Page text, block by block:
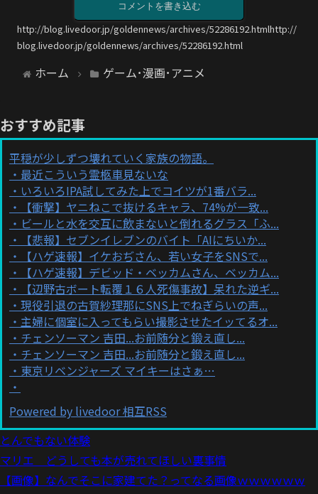
コメントを書き込む
http://blog.livedoor.jp/goldennews/archives/52286192.htmlhttp://
blog.livedoor.jp/goldennews/archives/52286192.html
ホーム ゲーム･漫画･アニメ
おすすめ記事
平穏が少しずつ壊れていく家族の物語。
最近こういう霊柩車見ないな
いろいろIPA試してみた上でコイツが1番バラ...
【衝撃】ヤニねこで抜けるキャラ、74%が一致...
ビールと水を交互に飲まないと倒れるグラス「ふ...
【悲報】セブンイレブンのバイト「AIにちいか...
【ハゲ速報】イケおぢさん、若い女子をSNSで...
【ハゲ速報】デビッド・ベッカムさん、ベッカム...
【辺野古ボート転覆１６人死傷事故】呆れた逆ギ...
現役引退の古賀紗理那にSNS上でねぎらいの声...
主婦に個室に入ってもらい撮影させたイッてるオ...
チェンソーマン 吉田...お前随分と鍛え直し...
チェンソーマン 吉田...お前随分と鍛え直し...
東京リベンジャーズ マイキーはさぁ…
Powered by livedoor 相互RSS
とんでもない体験
マリエ どうしても本が売れてほしい裏事情
【画像】なんでそこに家建てた？ってなる画像ｗｗｗｗｗｗ